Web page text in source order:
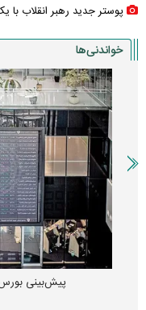
پوستر جدید رهبر انقلاب با
خواندنی‌ها
پیش‌بینی بورس امروز